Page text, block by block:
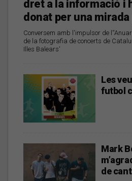
dret a la informació i
donat per una
Conversem amb l'impulsor de
de la fotografia de concerts de
Illes Balears'
Les
futbol
Mark
de